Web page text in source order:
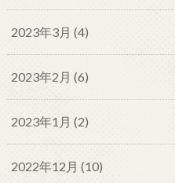
2023年3月 (4)
2023年2月 (6)
2023年1月 (2)
2022年12月 (10)